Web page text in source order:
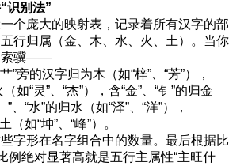
识别法”
个庞大的映射表，记录着所有汉字的部
行归属（金、木、水、火、土）。当你
索骥——
”旁的汉字归为木（如“梓”、“芳”），
如“灵”、“杰”），含“金”、“钅”的归金
”、“水”的归水（如“泽”、“洋”），
（如“坤”、“峰”）。
些字形在名字组合中的数量。最后根据比
例绝对显著高就是五行主属性“主旺什